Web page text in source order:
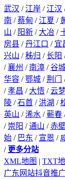
武汉 / 江岸 / 江汉
南 /蔡甸 / 江夏 /
山 / 阳新 / 大冶 /
房县 /丹江口 / 宜
兴山 /秭归 /长阳
/襄州 / 南漳 /谷
华容 /鄂城 /荆门
/孝昌 / 大悟 /云
陵 /石首 / 洪湖 /
英山 /浠水 /蕲春
/ 崇阳 /通山 /赤
始 / 巴东 / 宣恩 /
/ 更多分站
XML地图 | TXT
广东网站抖音推